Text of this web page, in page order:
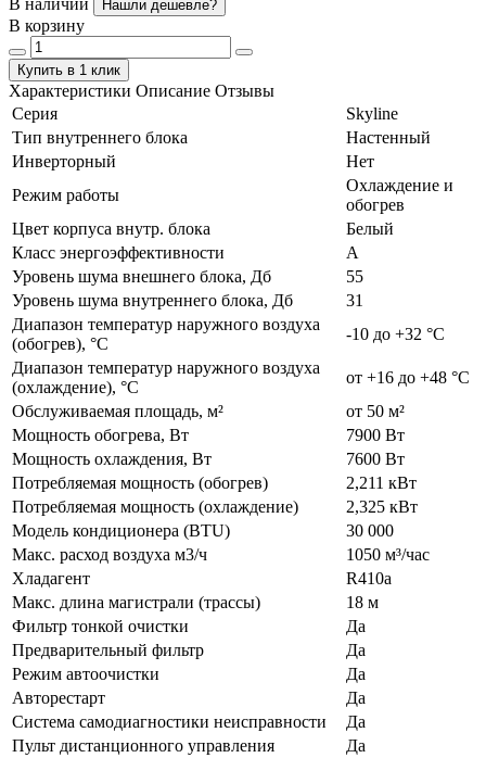
Нашли дешевле?
В корзину
Купить в 1 клик
Характеристики Описание Отзывы
Серия
Skyline
Тип внутреннего блока
Настенный
Инверторный
Нет
Режим работы
Охлаждение и
обогрев
Цвет корпуса внутр. блока
Белый
Класс энергоэффективности
А
Уровень шума внешнего блока, Дб
55
Уровень шума внутреннего блока, Дб
31
Диапазон температур наружного воздуха
(обогрев), °C
-10 до +32 °C
Диапазон температур наружного воздуха
(охлаждение), °C
от +16 до +48 °C
Обслуживаемая площадь, м²
от 50 м²
Мощность обогрева, Вт
7900 Вт
Мощность охлаждения, Вт
7600 Вт
Потребляемая мощность (обогрев)
2,211 кВт
Потребляемая мощность (охлаждение)
2,325 кВт
Модель кондиционера (BTU)
30 000
Макс. расход воздуха м3/ч
1050 м³/час
Хладагент
R410а
Макс. длина магистрали (трассы)
18 м
Фильтр тонкой очистки
Да
Предварительный фильтр
Да
Режим автоочистки
Да
Авторестарт
Да
Система самодиагностики неисправности
Да
Пульт дистанционного управления
Да